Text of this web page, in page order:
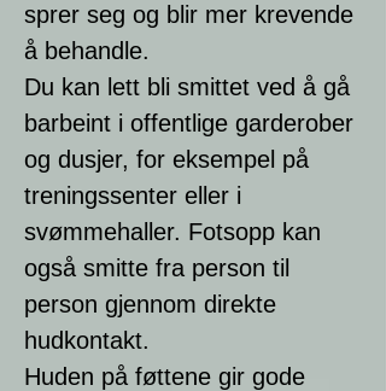
sprer seg og blir mer krevende
å behandle.
Du kan lett bli smittet ved å gå
barbeint i offentlige garderober
og dusjer, for eksempel på
treningssenter eller i
svømmehaller. Fotsopp kan
også smitte fra person til
person gjennom direkte
hudkontakt.
Huden på føttene gir gode